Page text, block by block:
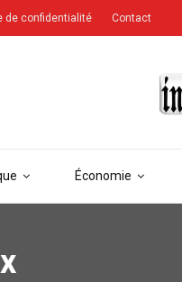
Économie
de confidentialité Contact